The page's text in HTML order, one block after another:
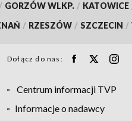
GORZÓW WLKP. / KATOWICE
/ RZESZÓW / SZCZECIN /
Dołącz do nas:
Centrum informacji TVP
Informacje o nadawcy